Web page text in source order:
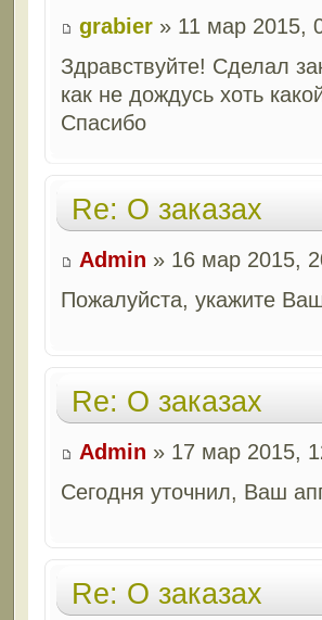
grabier» 11 мар 2015,
Здравствуйте! Сделал
как не дождусь хоть
Спасибо
Re: О заказах
Admin » 16 мар 2015,
Пожалуйста, укажите
Re: О заказах
Admin » 17 мар 2015,
Сегодня уточнил, Ваш
Re: О заказах